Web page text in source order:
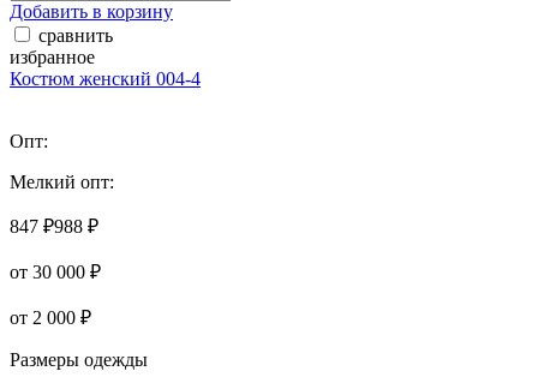
Добавить в корзину
сравнить
избранное
Костюм женский 004-4
Опт:
Мелкий опт:
847 ₽988 ₽
от 30 000 ₽
от 2 000 ₽
Размеры одежды